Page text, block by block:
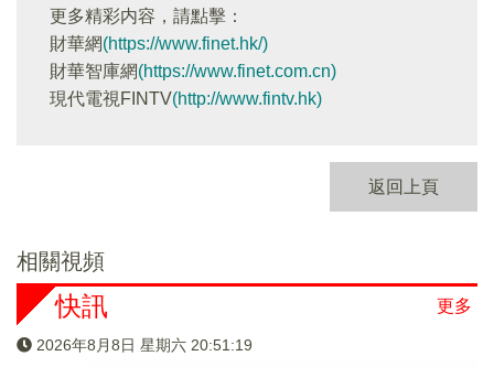
更多精彩内容，請點擊：
財華網(https://www.finet.hk/)
財華智庫網(https://www.finet.com.cn)
現代電視FINTV(http://www.fintv.hk)
返回上頁
相關視頻
更多
快訊
2026年8月8日 星期六 20:51:20